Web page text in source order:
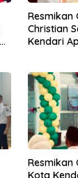
Resmikan
Christian
Kendari
Resmikan
Kota